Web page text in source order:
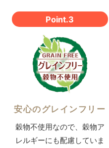
Point.3
安心のグレインフリー
穀物不使用なので、 穀物ア
レルギーにも配慮していま